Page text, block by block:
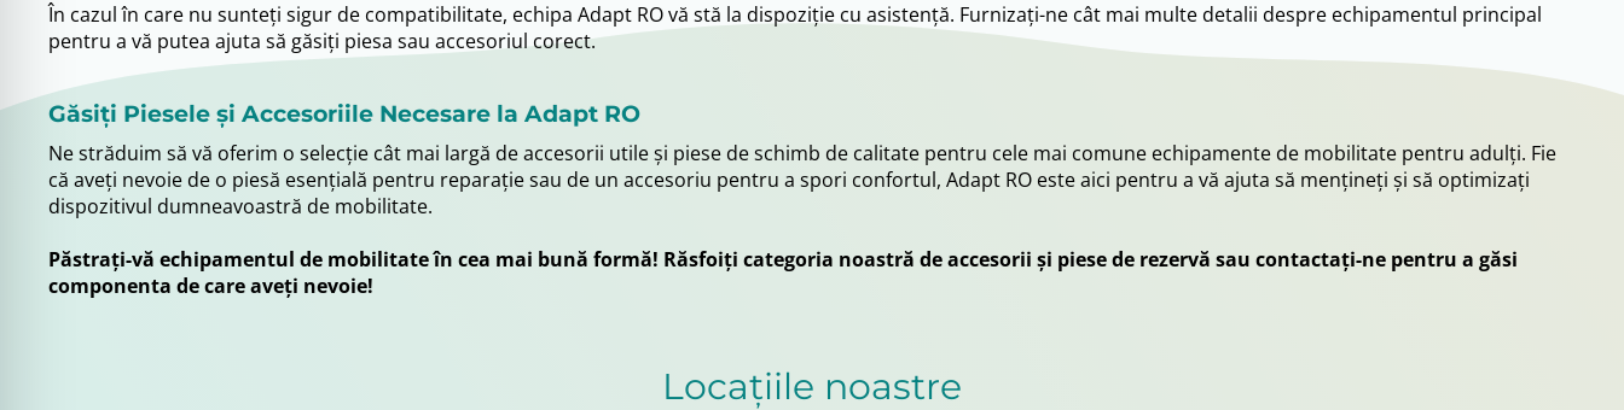
În cazul în care nu sunteți sigur de compatibilitate, echipa Adapt RO vă stă la dispoziție cu asistență. Furnizați-ne cât mai multe detalii despre echipamentul principal
pentru a vă putea ajuta să găsiți piesa sau accesoriul corect.
Găsiți Piesele și Accesoriile Necesare la Adapt RO
Ne străduim să vă oferim o selecție cât mai largă de accesorii utile și piese de schimb de calitate pentru cele mai comune echipamente de mobilitate pentru adulți. Fie
că aveți nevoie de o piesă esențială pentru reparație sau de un accesoriu pentru a spori confortul, Adapt RO este aici pentru a vă ajuta să mențineți și să optimizați
dispozitivul dumneavoastră de mobilitate.
Păstrați-vă echipamentul de mobilitate în cea mai bună formă! Răsfoiți categoria noastră de accesorii și piese de rezervă sau contactați-ne pentru a găsi
componenta de care aveți nevoie!
Locațiile noastre